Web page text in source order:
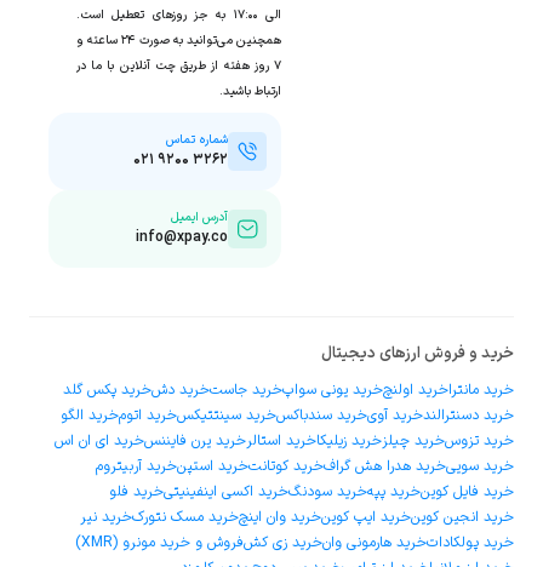
الی ۱۷:۰۰ به جز روزهای تعطیل است.
همچنین می‌توانید به صورت ۲۴ ساعته و
۷ روز هفته از طریق چت آنلاین با ما در
ارتباط باشید.
شماره تماس
۰۲۱ ۹۲۰۰ ۳۲۶۲
آدرس ایمیل
info@xpay.co
خرید و فروش ارزهای دیجیتال
خرید مانتراخرید اولنچخرید یونی سواپخرید جاستخرید دشخرید پکس گلد
خرید دسنترالندخرید آویخرید سندباکسخرید سینتتیکسخرید اتومخرید الگو
خرید تزوسخرید چیلزخرید زیلیکاخرید استالرخرید یرن فایننسخرید ای ان اس
خرید سوییخرید هدرا هش گرافخرید کوتانتخرید استپنخرید آربیتروم
خرید فایل کوینخرید پپهخرید سودنگخرید اکسی اینفینیتیخرید فلو
خرید انجین کوینخرید ایپ کوینخرید وان اینچخرید مسک نتورکخرید نیر
خرید پولکاداتخرید هارمونی وانخرید زی کشفروش و خرید مونرو (XMR)